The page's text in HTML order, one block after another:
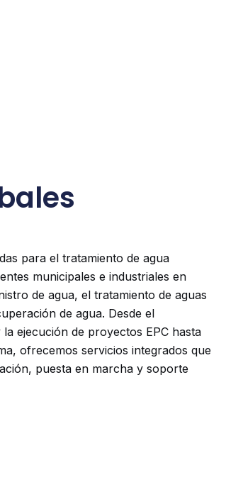
para el tratamiento de agua
municipales e industriales en
de agua, el tratamiento de aguas
de agua. Desde el
ejecución de proyectos EPC hasta
ofrecemos servicios integrados que
puesta en marcha y soporte